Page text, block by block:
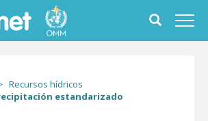
Toggle
search
form
Recursos hídricos
estandarizado